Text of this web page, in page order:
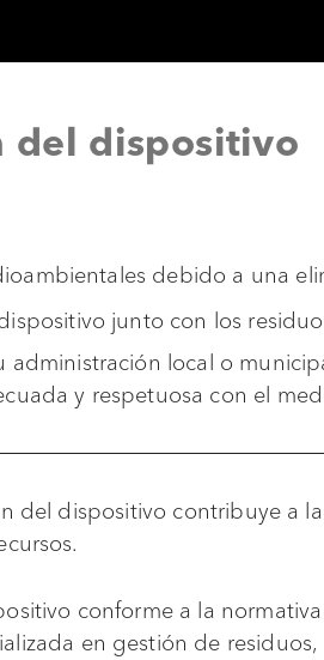
del dispositivo
debido a una
junto con los
administración local o
y respetuosa con el
del dispositivo contribuye a
conforme a la
en gestión de